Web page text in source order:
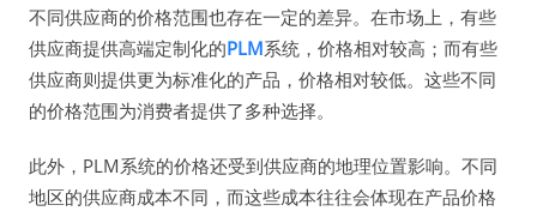
不同供应商的价格范围也存在一定的差异。在市场上，有些
供应商提供高端定制化的PLM系统，价格相对较高；而有些
供应商则提供更为标准化的产品，价格相对较低。这些不同
的价格范围为消费者提供了多种选择。
此外，PLM系统的价格还受到供应商的地理位置影响。不同
地区的供应商成本不同，而这些成本往往会体现在产品价格